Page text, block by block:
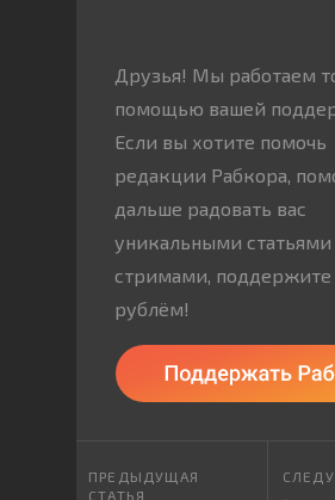
Друзья! Мы работаем
помощью вашей
Если вы хотите помочь
редакции Рабкора,
дальше радовать вас
уникальными статьями
стримами, поддержите
рублём!